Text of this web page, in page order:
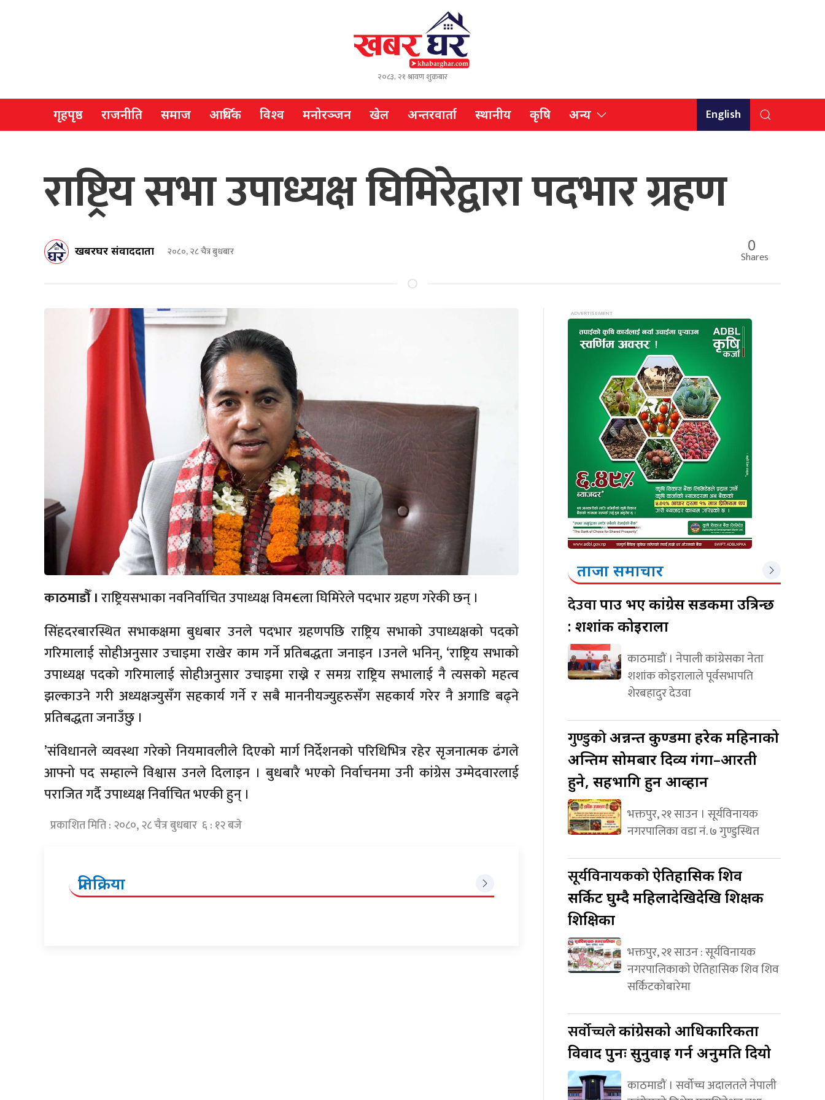
२०८३, २१ श्रावण शुक्रबार
गृहपृष्ठ राजनीति समाज आर्थिक विश्व मनोरञ्जन खेल अन्तरवार्ता स्थानीय कृषि अन्य English
राष्ट्रिय सभा उपाध्यक्ष घिमिरेद्वारा पदभार ग्रहण
खबरघर संवाददाता २०८०, २८ चैत्र बुधबार 0
Shares
काठमाडौँ ।राष्ट्रियसभाका नवनिर्वाचित उपाध्यक्ष विम€ला घिमिरेले पदभार ग्रहण गरेकी छन् ।
सिंहदरबारस्थित सभाकक्षमा बुधबार उनले पदभार ग्रहणपछि राष्ट्रिय सभाको उपाध्यक्षको पदको
गरिमालाई सोहीअनुसार उचाइमा राखेर काम गर्ने प्रतिबद्धता जनाइन ।उनले भनिन्, ‘राष्ट्रिय सभाको
उपाध्यक्ष पदको गरिमालाई सोहीअनुसार उचाइमा राख्ने र समग्र राष्ट्रिय सभालाई नै त्यसको महत्व
झल्काउने गरी अध्यक्षज्युसँग सहकार्य गर्ने र सबै माननीयज्युहरुसँग सहकार्य गरेर नै अगाडि बढ्ने
प्रतिबद्धता जनाउँछु ।
’संविधानले व्यवस्था गरेको नियमावलीले दिएको मार्ग निर्देशनको परिधिभित्र रहेर सृजनात्मक ढंगले
आफ्नो पद सम्हाल्ने विश्वास उनले दिलाइन । बुधबारै भएको निर्वाचनमा उनी कांग्रेस उम्मेदवारलाई
पराजित गर्दै उपाध्यक्ष निर्वाचित भएकी हुन् ।
प्रकाशित मिति : २०८०, २८ चैत्र बुधबार ६ : १२ बजे
प्रतिक्रिया
ताजा समाचार
देउवापक्राउ भए कांग्रेस सडकमा उत्रिन्छ
: शशांक कोइराला
काठमाडौं । नेपाली कांग्रेसका नेता
शशांक कोइरालाले पूर्वसभापति
शेरबहादुर देउवा
गुण्डुकोअन्नन्त कुण्डमा हरेक महिनाको
अन्तिम सोमबार दिव्य गंगा–आरती
हुने, सहभागि हुन आव्हान
भक्तपुर, २१ साउन । सूर्यविनायक
नगरपालिका वडा नं. ७ गुण्डुस्थित
सूर्यविनायककोऐतिहासिक शिव
सर्किट घुम्दै महिलादेखिदेखि शिक्षक
शिक्षिका
भक्तपुर, २१ साउन : सूर्यविनायक
नगरपालिकाको ऐतिहासिक शिव शिव
सर्किटकोबारेमा
सर्वोच्चलेकांग्रेसको आधिकारिकता
विवाद पुनः सुनुवाइ गर्न अनुमति दियो
काठमाडौं । सर्वोच्च अदालतले नेपाली